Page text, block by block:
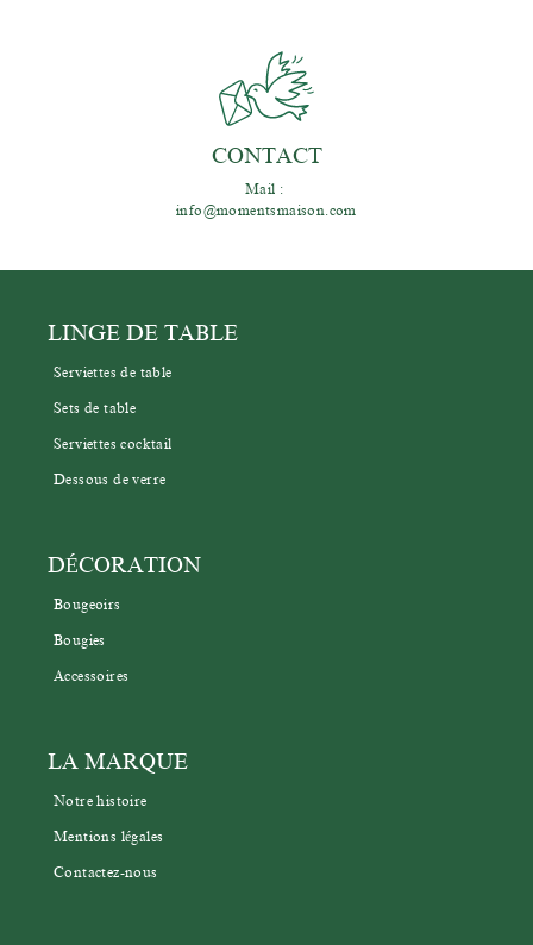
CONTACT
Mail :
info@momentsmaison.com
LINGE DE TABLE
Serviettes de table
Sets de table
Serviettes cocktail
Dessous de verre
DÉCORATION
Bougeoirs
Bougies
Accessoires
LA MARQUE
Notre histoire
Mentions légales
Contactez-nous